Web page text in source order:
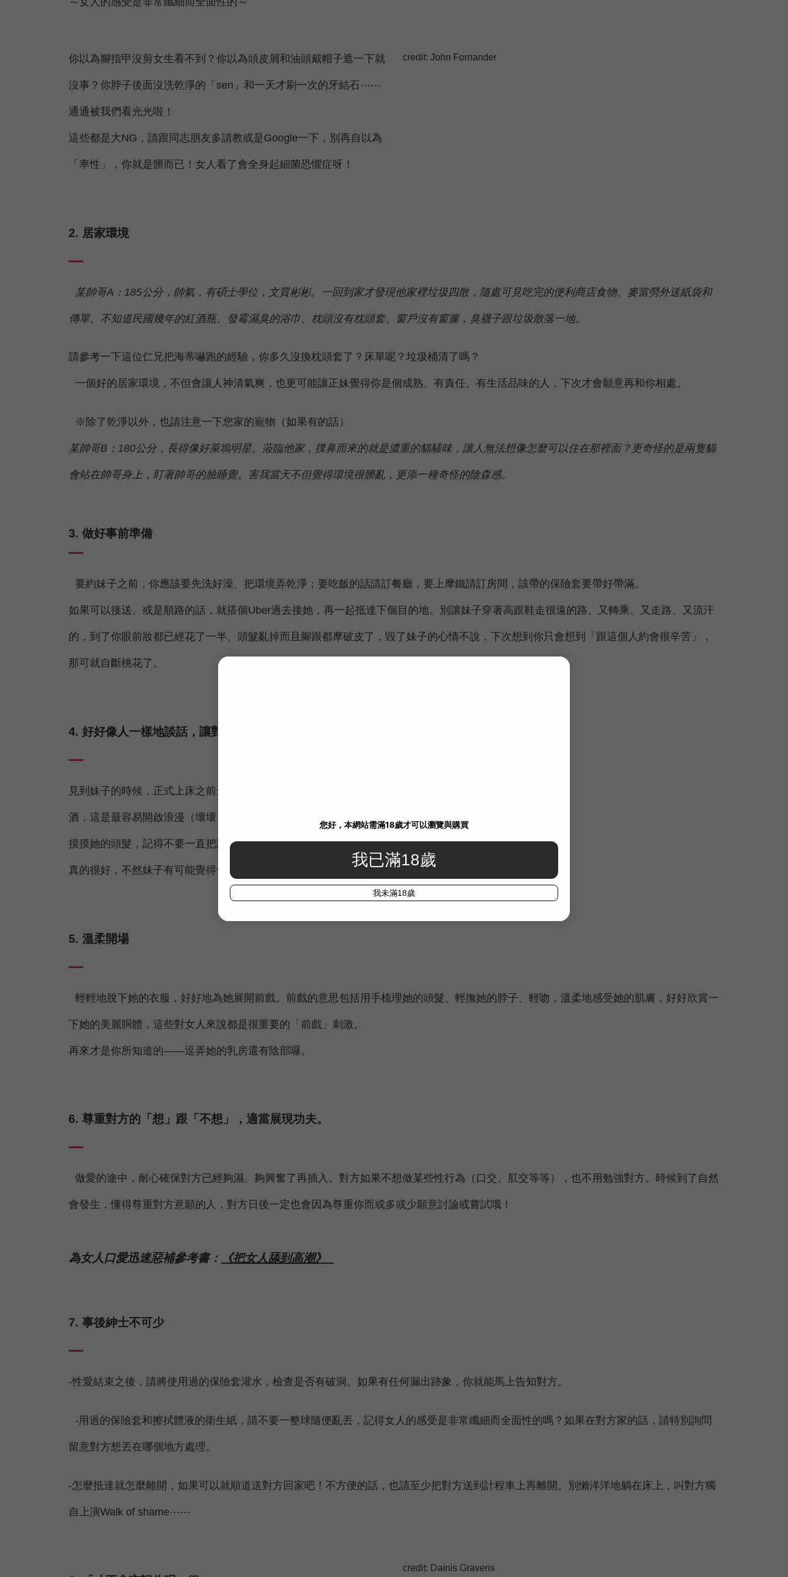
你以為腳指甲沒剪女生看不到？你以為頭皮屑和油頭戴帽子遮一下就
沒事？你脖子後面沒洗乾淨的「sen」和一天才刷一次的牙結石⋯⋯
通通被我們看光光啦！
這些都是大NG，請跟同志朋友多請教或是Google一下，別再自以為
「率性」，你就是髒而已！女人看了會全身起細菌恐懼症呀！
credit: John Fornander
2. 居家環境
某帥哥A：185公分，帥氣，有碩士學位，文質彬彬。一回到家才發現他家裡垃圾四散，隨處可見吃完的便利商店食物、麥當勞外送紙袋和
傳單、不知道民國幾年的紅酒瓶、發霉濕臭的浴巾、枕頭沒有枕頭套、窗戶沒有窗簾，臭襪子跟垃圾散落一地。
請參考一下這位仁兄把海蒂嚇跑的經驗，你多久沒換枕頭套了？床單呢？垃圾桶清了嗎？
一個好的居家環境，不但會讓人神清氣爽，也更可能讓正妹覺得你是個成熟、有責任、有生活品味的人，下次才會願意再和你相處。
※除了乾淨以外，也請注意一下您家的寵物（如果有的話）
某帥哥B：180公分，長得像好萊塢明星。蒞臨他家，撲鼻而來的就是濃重的貓騷味，讓人無法想像怎麼可以住在那裡面？更奇怪的是兩隻貓
會站在帥哥身上，盯著帥哥的臉睡覺。害我當天不但覺得環境很髒亂，更添一種奇怪的陰森感。
3. 做好事前準備
要約妹子之前，你應該要先洗好澡、把環境弄乾淨；要吃飯的話請訂餐廳，要上摩鐵請訂房間，該帶的保險套要帶好帶滿。
如果可以接送、或是順路的話，就搭個Uber過去接她，再一起抵達下個目的地。別讓妹子穿著高跟鞋走很遠的路、又轉乘、又走路、又流汗
的，到了你眼前妝都已經花了一半、頭髮亂掉而且腳跟都摩破皮了，毀了妹子的心情不說，下次想到你只會想到「跟這個人約會很辛苦」，
那可就自斷桃花了。
4. 好好像人一樣地談話，讓對方知道你不是只有雞雞癢。
見到妹子的時候，正式上床之前最好可以互相依偎聊個天、喝點小
酒，這是最容易開啟浪漫（壞壞）feel的時候，你可以深深地凝視、
摸摸她的頭髮，記得不要一直把話題引導到色色的地方，除非你口才
真的很好，不然妹子有可能覺得你太飢渴了，在妹子心中扣分！
5. 溫柔開場
輕輕地脫下她的衣服，好好地為她展開前戲。前戲的意思包括用手梳理她的頭髮、輕撫她的脖子、輕吻，溫柔地感受她的肌膚，好好欣賞一
下她的美麗胴體，這些對女人來說都是很重要的「前戲」刺激。
再來才是你所知道的——逗弄她的乳房還有陰部囉。
6. 尊重對方的「想」跟「不想」，適當展現功夫。
做愛的途中，耐心確保對方已經夠濕、夠興奮了再插入。對方如果不想做某些性行為（口交、肛交等等），也不用勉強對方。時候到了自然
會發生，懂得尊重對方意願的人，對方日後一定也會因為尊重你而或多或少願意討論或嘗試哦！
為女人口愛迅速惡補參考書： 《把女人舔到高潮》
7. 事後紳士不可少
-性愛結束之後，請將使用過的保險套灌水，檢查是否有破洞。如果有任何漏出跡象，你就能馬上告知對方。
-用過的保險套和擦拭體液的衛生紙，請不要一整球隨便亂丟，記得女人的感受是非常纖細而全面性的嗎？如果在對方家的話，請特別詢問
留意對方想丟在哪個地方處理。
-怎麼抵達就怎麼離開，如果可以就順道送對方回家吧！不方便的話，也請至少把對方送到計程車上再離開。別懶洋洋地躺在床上，叫對方獨
自上演Walk of shame⋯⋯
credit: Dainis Graveris